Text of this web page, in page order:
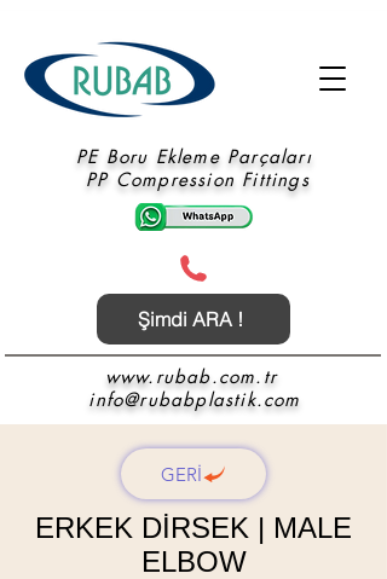
PE Boru Ekleme Parçaları
PP Compression Fittings
Şimdi ARA !
www.rubab.com.tr
info@rubabplastik.com
GERİ
ERKEK DİRSEK | MALE
ELBOW